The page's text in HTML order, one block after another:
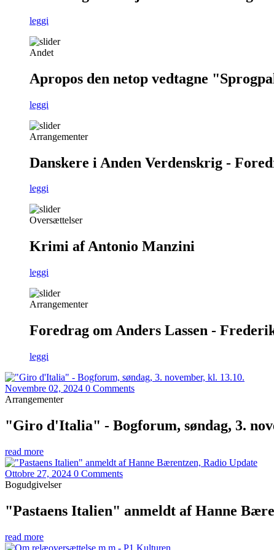
leggi
Andet
Apropos den netop vedtagne
leggi
Arrangementer
Danskere i Anden Verdenskrig -
leggi
Oversættelser
Krimi af Antonio Manzini
leggi
Arrangementer
Foredrag om Anders Lassen -
leggi
Novembre 02, 2024 0 Comments
Arrangementer
"Giro d'Italia" - Bogforum, søndag, 3.
read more
Ottobre 27, 2024 0 Comments
Bogudgivelser
"Pastaens Italien" anmeldt af Hanne
read more